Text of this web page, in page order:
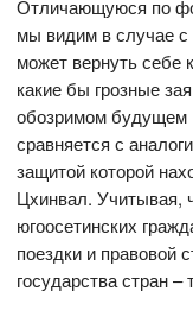
Отличающуюся по
мы видим в случае
может вернуть себе
какие бы грозные
обозримом будущем
сравняется с
защитой которой
Цхинвал. Учитывая,
югоосетинских
поездки и правовой
государства стран